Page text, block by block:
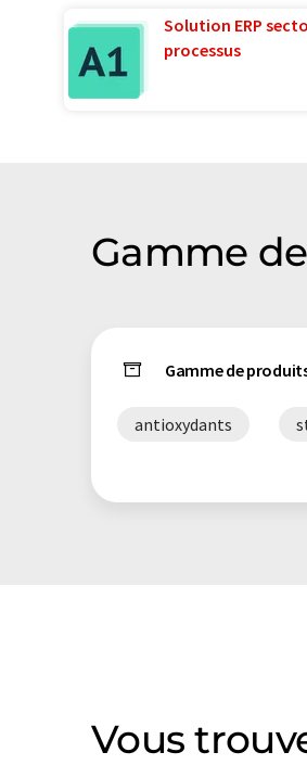
Solution ERP
processus
Gamme
Gamme de
antioxydants
Vous